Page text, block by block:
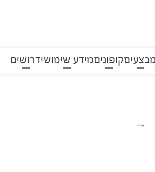
קופוניםמידע שימושידרושים